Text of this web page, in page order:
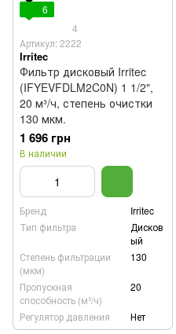
6
4
Артикул: 2222
Irritec
Фильтр дисковый Irritec
(IFYEVFDLM2C0N) 1 1/2",
20 м³/ч, степень очистки
130 мкм.
1 696 грн
В наличии
Бренд
Irritec
Тип фильтра
Дисков
ый
Степень фильтрации
(мкм)
130
Пропускная
способность (м³/ч)
20
Регулятор давления Нет